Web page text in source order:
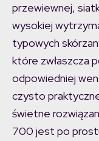
przewiewnej,
wysokiej
typowych
które zwłaszcza
odpowiedniej
czysto
świetne
700 jest po